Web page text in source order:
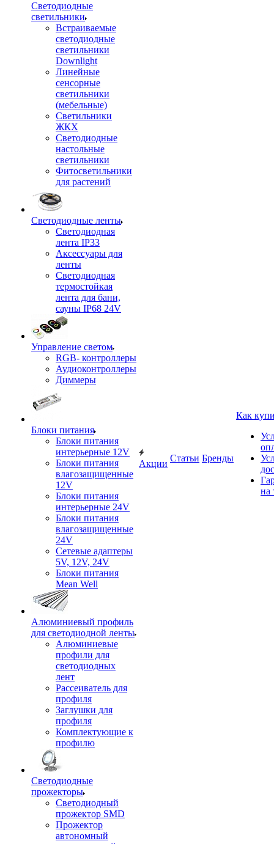
Светодиодные
светильники
Встраиваемые
светодиодные
светильники
Downlight
Линейные
сенсорные
светильники
(мебельные)
Светильники
ЖКХ
Светодиодные
настольные
светильники
Фитосветильники
для растений
Светодиодные ленты
Светодиодная
лента IP33
Аксессуары для
ленты
Светодиодная
термостойкая
лента для бани,
сауны IP68 24V
Управление светом
RGB- контроллеры
Аудиоконтроллеры
Диммеры
Блоки питания
Блоки питания
интерьерные 12V
Блоки питания
влагозащищенные
12V
Блоки питания
интерьерные 24V
Блоки питания
влагозащищенные
24V
Сетевые адаптеры
5V, 12V, 24V
Блоки питания
Mean Well
Алюминиевый профиль
для светодиодной ленты
Алюминиевые
профили для
светодиодных
лент
Рассеиватель для
профиля
Заглушки для
профиля
Комплектующие к
профилю
Светодиодные
прожекторы
Светодиодный
прожектор SMD
Прожектор
автономный
Акции
Статьи Бренды
Как
на